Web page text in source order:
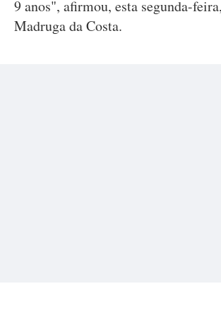
9 anos", afirmou, esta segunda-
Madruga da Costa.